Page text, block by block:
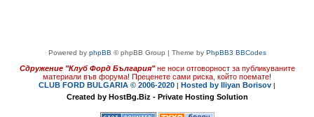
Powered by phpBB © phpBB Group | Theme by PhpBB3 BBCodes
Сдружение "Клуб Форд България" не носи отговорност за публикуваните
материали във форума! Преценете сами риска, който поемате!
CLUB FORD BULGARIA © 2006-2020 | Hosted by Iliyan Borisov |
Created by HostBg.Biz - Private Hosting Solution